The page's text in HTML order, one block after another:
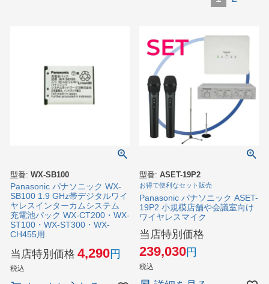
型番: WX-SB100
Panasonic パナソニック WX-
SB100 1.9 GHz帯デジタルワイ
ヤレスインターカムシステム
充電池パック WX-CT200・WX-
ST100・WX-ST300・WX-
CH455用
当店特別価格 4,290
税込
型番: ASET-19P2
お得で便利なセット販売
Panasonic パナソニック ASET-
19P2 小規模店舗や会議室向け
ワイヤレスマイク
当店特別価格
239,030
税込